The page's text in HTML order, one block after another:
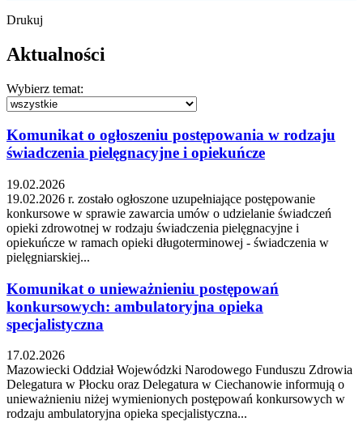
Drukuj
Aktualności
Wybierz temat:
Komunikat o ogłoszeniu postępowania w rodzaju
świadczenia pielęgnacyjne i opiekuńcze
19.02.2026
19.02.2026 r. zostało ogłoszone uzupełniające postępowanie
konkursowe w sprawie zawarcia umów o udzielanie świadczeń
opieki zdrowotnej w rodzaju świadczenia pielęgnacyjne i
opiekuńcze w ramach opieki długoterminowej - świadczenia w
pielęgniarskiej...
Komunikat o unieważnieniu postępowań
konkursowych: ambulatoryjna opieka
specjalistyczna
17.02.2026
Mazowiecki Oddział Wojewódzki Narodowego Funduszu Zdrowia
Delegatura w Płocku oraz Delegatura w Ciechanowie informują o
unieważnieniu niżej wymienionych postępowań konkursowych w
rodzaju ambulatoryjna opieka specjalistyczna...